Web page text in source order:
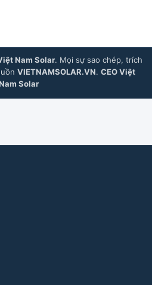
Nam Solar. Mọi sự sao chép, trích
VIETNAMSOLAR.VN. CEO Việt
Solar